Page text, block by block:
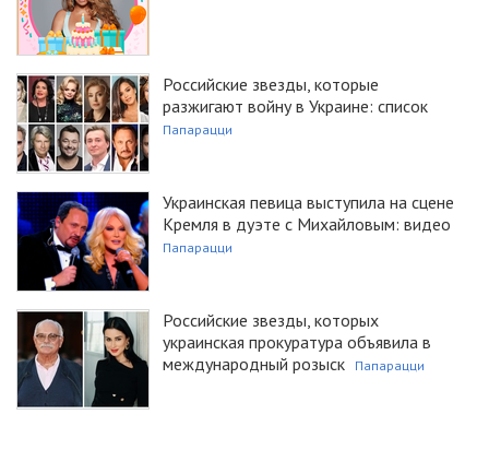
Российские звезды, которые
разжигают войну в Украине: список
Папарацци
Украинская певица выступила на сцене
Кремля в дуэте с Михайловым: видео
Папарацци
Российские звезды, которых
украинская прокуратура объявила в
международный розыск
Папарацци